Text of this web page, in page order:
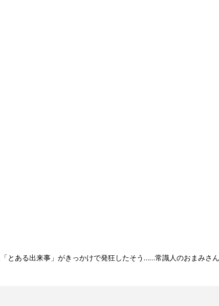
とある出来事」がきっかけで発狂したそう……常識人のおまみさ